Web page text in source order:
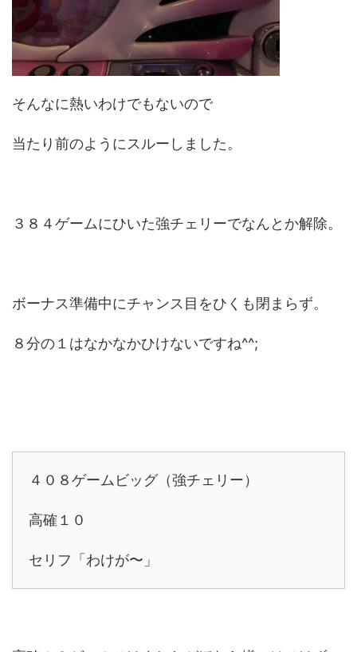
そんなに熱いわけでもないので
当たり前のようにスルーしました。
３８４ゲームにひいた強チェリーでなんとか解除。
ボーナス準備中にチャンス目をひくも閉まらず。
８分の１はなかなかひけないですね^^;
４０８ゲームビッグ（強チェリー）
高確１０
セリフ「わけが〜」